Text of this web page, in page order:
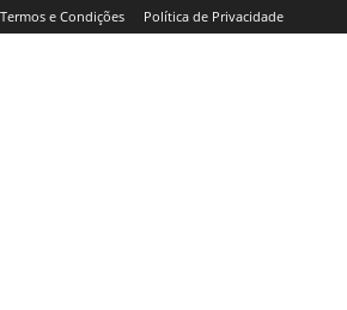
Termos e Condições Política de Privacidade